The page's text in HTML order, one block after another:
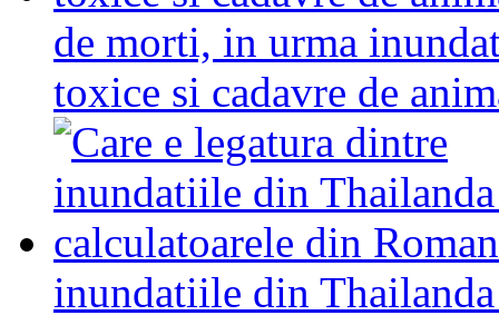
de morti, in urma
toxice si cadavre de
inundatiile din